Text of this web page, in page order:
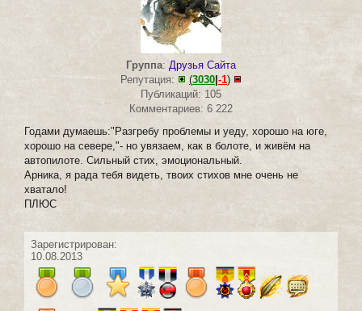
Группа: Друзья Сайта
Репутация:
(3030 -1)
Публикаций: 105
Комментариев: 6 222
Годами думаешь:"Разгребу проблемы и уеду, хорошо на юге,
хорошо на севере,"- но увязаем, как в болоте, и живём на
автопилоте. Сильный стих, эмоциональный.
Арника, я рада тебя видеть, твоих стихов мне очень не
хватало!
ПЛЮС
Зарегистрирован:
10.08.2013